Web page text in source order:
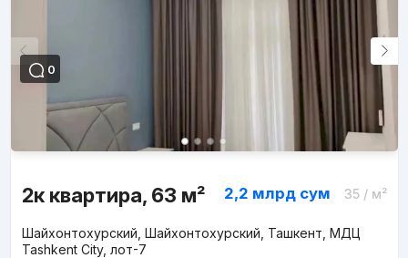
0
2к квартира, 63 м² 2,2 млрд сум 35/ м²
Шайхонтохурский, Шайхонтохурский, Ташкент, МДЦ
Tashkent City, лот-7